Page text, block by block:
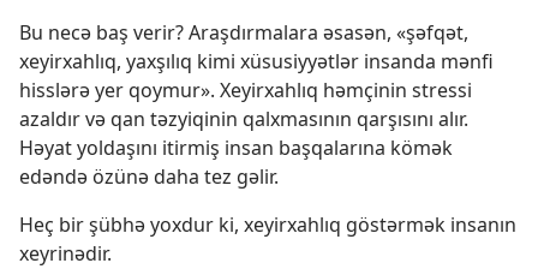
Bu necə baş verir? Araşdırmalara əsasən, «şəfqət,
xeyirxahlıq, yaxşılıq kimi xüsusiyyətlər insanda mənfi
hisslərə yer qoymur». Xeyirxahlıq həmçinin stressi
azaldır və qan təzyiqinin qalxmasının qarşısını alır.
Həyat yoldaşını itirmiş insan başqalarına kömək
edəndə özünə daha tez gəlir.
Heç bir şübhə yoxdur ki, xeyirxahlıq göstərmək insanın
xeyrinədir.